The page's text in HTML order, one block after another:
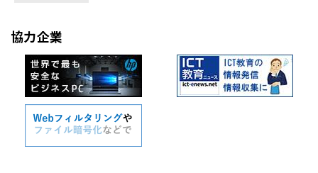
協力企業